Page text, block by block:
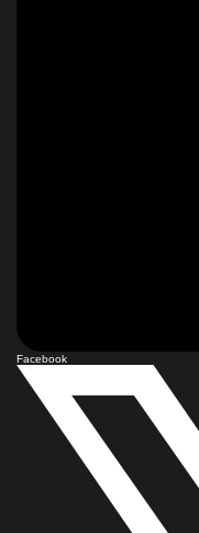
Facebook